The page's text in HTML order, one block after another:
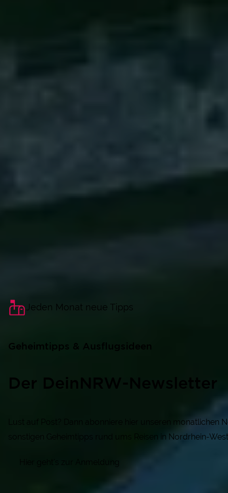
Jeden Monat neue Tipps
Geheimtipps & Ausflugsideen
Der DeinNRW-Newsletter
Lust auf Post? Dann abonniere hier unseren
sonstigen Geheimtipps rund ums Reisen in Nordrhein-